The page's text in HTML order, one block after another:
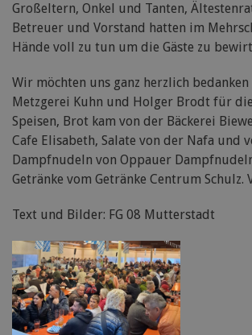
Großeltern, Onkel und Tanten,
Betreuer und Vorstand hatten im
Hände voll zu tun um die Gäste zu
Wir möchten uns ganz herzlich
Metzgerei Kuhn und Holger Brodt für
Speisen, Brot kam von der Bäckerei
Cafe Elisabeth, Salate von der Nafa und
Dampfnudeln von Oppauer
Getränke vom Getränke Centrum Schulz.
Text und Bilder: FG 08 Mutterstadt